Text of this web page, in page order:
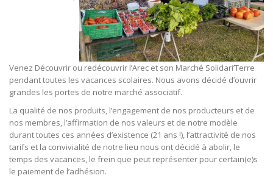
Venez Découvrir ou redécouvrir l’Arec et son Marché Solidari’Terre
pendant toutes les vacances scolaires. Nous avons décidé d’ouvrir
grandes les portes de notre marché associatif.
La qualité de nos produits, l’engagement de nos producteurs et de
nos membres, l’affirmation de nos valeurs et de notre modèle
durant toutes ces années d’existence (21 ans !), l’attractivité de nos
tarifs et la convivialité de notre lieu nous ont décidé à abolir, le
temps des vacances, le frein que peut représenter pour certain(e)s
le paiement de l’adhésion.